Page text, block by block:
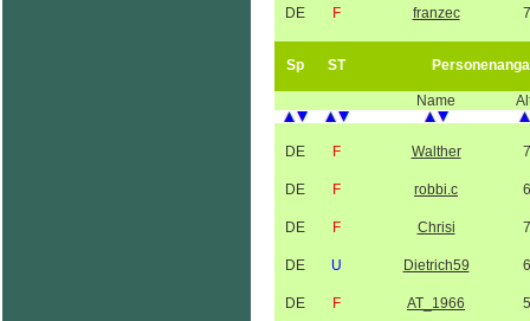
DE F franzec
Sp ST
Name
DE F Walther
DE F robbi.c
DE F Chrisi
DE U Dietrich59
DE F AT_1966